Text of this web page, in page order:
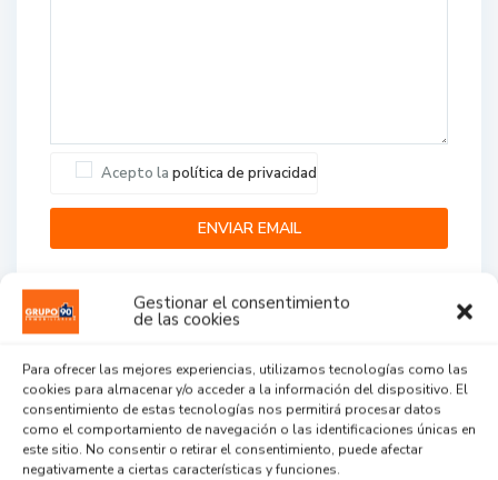
Gestionar el consentimiento
de las cookies
Para ofrecer las mejores experiencias, utilizamos tecnologías como las
cookies para almacenar y/o acceder a la información del dispositivo. El
consentimiento de estas tecnologías nos permitirá procesar datos
como el comportamiento de navegación o las identificaciones únicas en
este sitio. No consentir o retirar el consentimiento, puede afectar
negativamente a ciertas características y funciones.
Acepto la política de privacidad
Agent Reviews
...